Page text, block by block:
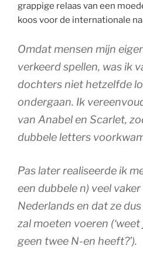
grappige relaas van een
koos voor de internationale
Omdat mensen mijn
verkeerd spellen, was ik
dochters niet hetzelfde
ondergaan. Ik
van Anabel en Scarlet,
dubbele letters
Pas later realiseerde ik
een dubbele n) veel
Nederlands en dat ze
zal moeten voeren
geen twee N-en heeft?’).